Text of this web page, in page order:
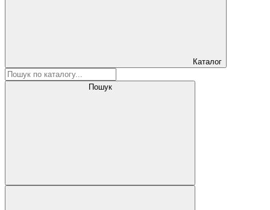
Каталог
Пошук